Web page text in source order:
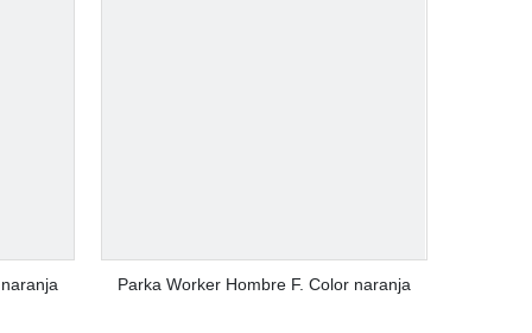
Parka Worker Hombre F. Color naranja